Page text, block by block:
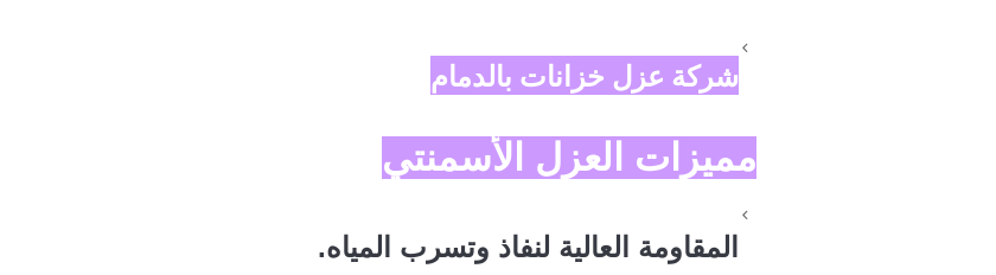
شركة عزل خزانات بالدمام
مميزات العزل الأسمنتي
المقاومة العالية لنفاذ وتسرب المياه.